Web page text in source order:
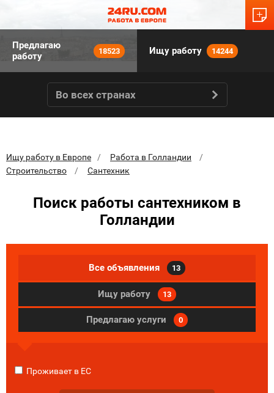
Предлагаю
работу
18523 Ищу работу 14244
Во всех странах
Ищу работу в Европе
Работа в Голландии
Строительство
Сантехник
Поиск работы сантехником в
Голландии
Все объявления 13
Ищу работу 13
Предлагаю услуги 0
Проживает в ЕС